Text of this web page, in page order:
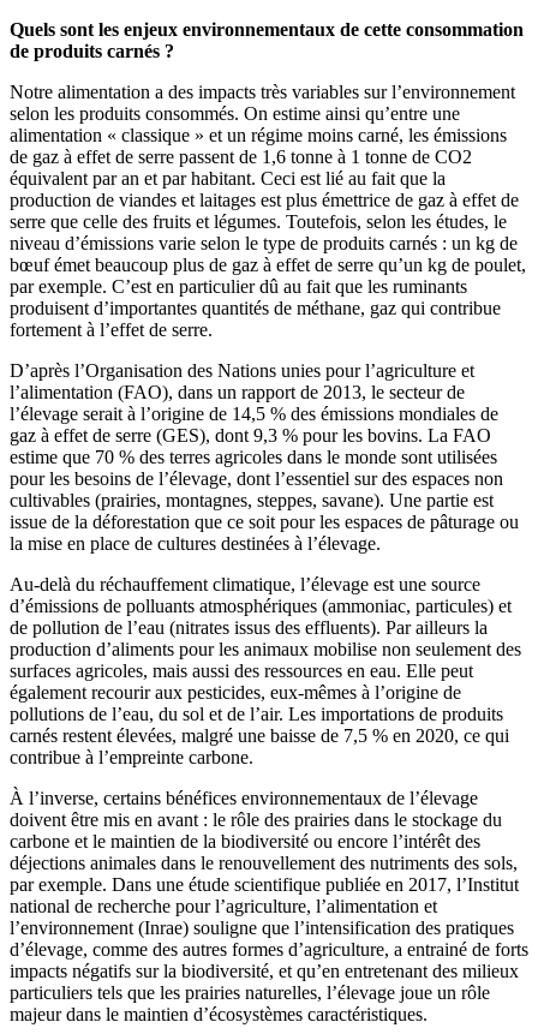
Quels sont les enjeux environnementaux de cette consommation
de produits carnés ?
Notre alimentation a des impacts très variables sur l’environnement
selon les produits consommés. On estime ainsi qu’entre une
alimentation « classique » et un régime moins carné, les émissions
de gaz à effet de serre passent de 1,6 tonne à 1 tonne de CO2
équivalent par an et par habitant. Ceci est lié au fait que la
production de viandes et laitages est plus émettrice de gaz à effet de
serre que celle des fruits et légumes. Toutefois, selon les études, le
niveau d’émissions varie selon le type de produits carnés : un kg de
bœuf émet beaucoup plus de gaz à effet de serre qu’un kg de poulet,
par exemple. C’est en particulier dû au fait que les ruminants
produisent d’importantes quantités de méthane, gaz qui contribue
fortement à l’effet de serre.
D’après l’Organisation des Nations unies pour l’agriculture et
l’alimentation (FAO), dans un rapport de 2013, le secteur de
l’élevage serait à l’origine de 14,5 % des émissions mondiales de
gaz à effet de serre (GES), dont 9,3 % pour les bovins. La FAO
estime que 70 % des terres agricoles dans le monde sont utilisées
pour les besoins de l’élevage, dont l’essentiel sur des espaces non
cultivables (prairies, montagnes, steppes, savane). Une partie est
issue de la déforestation que ce soit pour les espaces de pâturage ou
la mise en place de cultures destinées à l’élevage.
Au-delà du réchauffement climatique, l’élevage est une source
d’émissions de polluants atmosphériques (ammoniac, particules) et
de pollution de l’eau (nitrates issus des effluents). Par ailleurs la
production d’aliments pour les animaux mobilise non seulement des
surfaces agricoles, mais aussi des ressources en eau. Elle peut
également recourir aux pesticides, eux-mêmes à l’origine de
pollutions de l’eau, du sol et de l’air. Les importations de produits
carnés restent élevées, malgré une baisse de 7,5 % en 2020, ce qui
contribue à l’empreinte carbone.
À l’inverse, certains bénéfices environnementaux de l’élevage
doivent être mis en avant : le rôle des prairies dans le stockage du
carbone et le maintien de la biodiversité ou encore l’intérêt des
déjections animales dans le renouvellement des nutriments des sols,
par exemple. Dans une étude scientifique publiée en 2017, l’Institut
national de recherche pour l’agriculture, l’alimentation et
l’environnement (Inrae) souligne que l’intensification des pratiques
d’élevage, comme des autres formes d’agriculture, a entrainé de forts
impacts négatifs sur la biodiversité, et qu’en entretenant des milieux
particuliers tels que les prairies naturelles, l’élevage joue un rôle
majeur dans le maintien d’écosystèmes caractéristiques.